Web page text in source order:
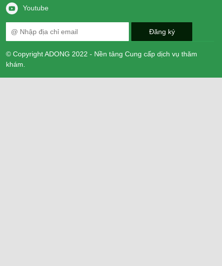
Youtube
© Copyright ADONG 2022 - Nền tảng Cung cấp dịch vụ thăm
khám.